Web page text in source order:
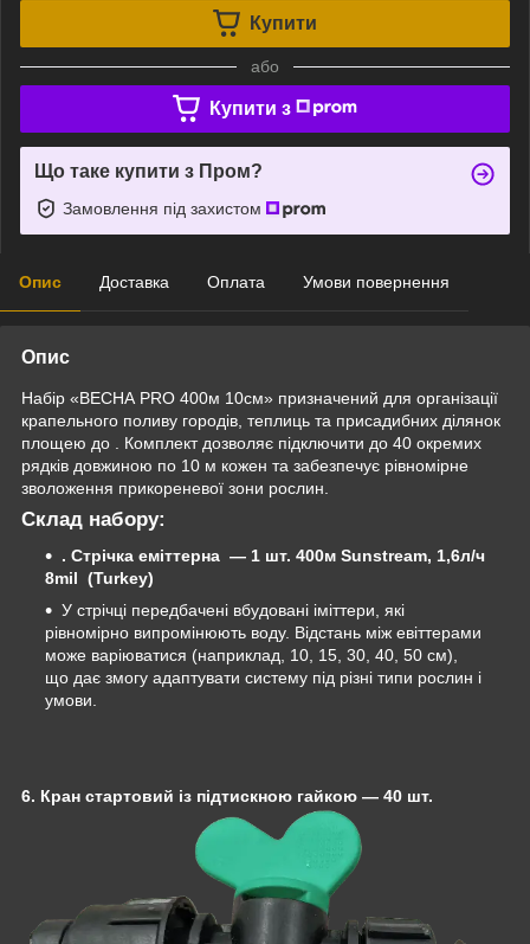
Купити
або
Купити з
Що таке купити з Пром?
Замовлення під захистом
Опис Доставка Оплата Умови повернення
Опис
Набір «ВЕСНА PRO 400м 10см» призначений для організації
крапельного поливу городів, теплиць та присадибних ділянок
площею до . Комплект дозволяє підключити до 40 окремих
рядків довжиною по 10 м кожен та забезпечує рівномірне
зволоження прикореневої зони рослин.
Склад набору:
. Стрічка еміттерна — 1 шт. 400м Sunstream, 1,6л/ч
8mil (Turkey)
У стрічці передбачені вбудовані іміттери, які
рівномірно випромінюють воду. Відстань між евіттерами
може варіюватися (наприклад, 10, 15, 30, 40, 50 см),
що дає змогу адаптувати систему під різні типи рослин і
умови.
6. Кран стартовий із підтискною гайкою — 40 шт.